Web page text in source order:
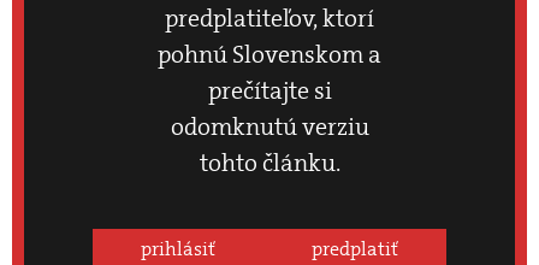
predplatiteľov, ktorí
pohnú Slovenskom a
prečítajte si
odomknutú verziu
tohto článku.
prihlásiť predplatiť